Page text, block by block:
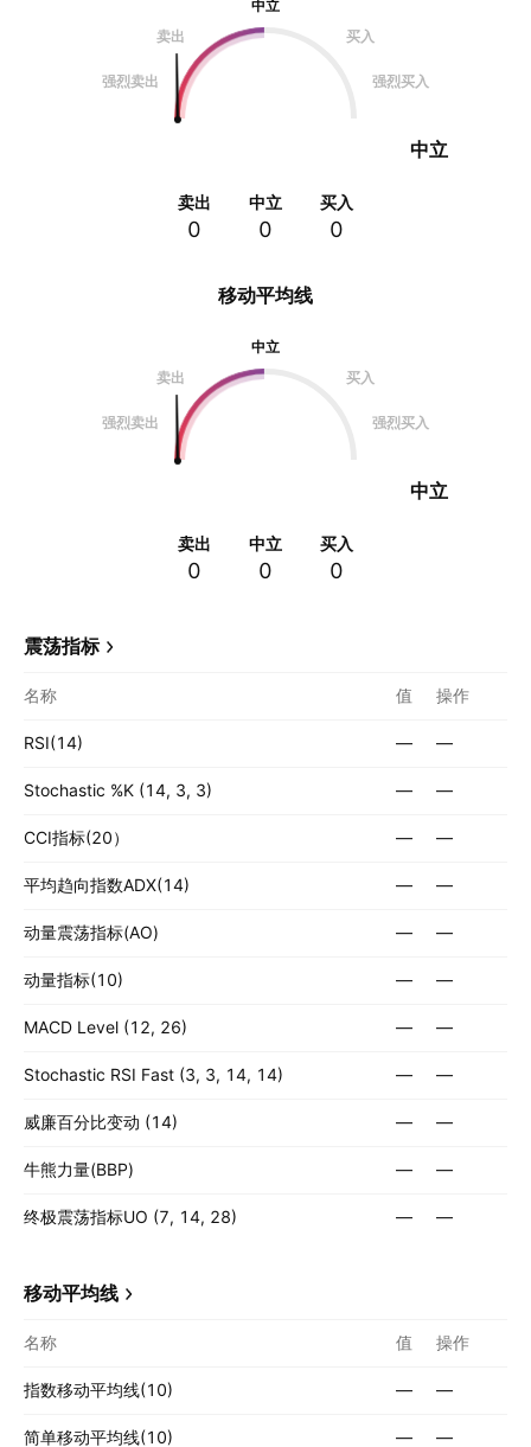
中立
卖出
买入
强烈卖出 强烈买入
中立
卖出
0
中立
0
买入
0
移动平均线
中立
卖出
买入
强烈卖出 强烈买入
中立
卖出
0
中立
0
买入
0
震荡指标
名称 值 操作
RSI(14) — —
Stochastic %K (14, 3, 3) — —
CCI指标(20） — —
平均趋向指数ADX(14) — —
动量震荡指标(AO) — —
动量指标(10) — —
MACD Level (12, 26) — —
Stochastic RSI Fast (3, 3, 14, 14) — —
威廉百分比变动 (14) — —
牛熊力量(BBP) — —
终极震荡指标UO (7, 14, 28) — —
移动平均线
名称 值 操作
指数移动平均线(10) — —
简单移动平均线(10) — —